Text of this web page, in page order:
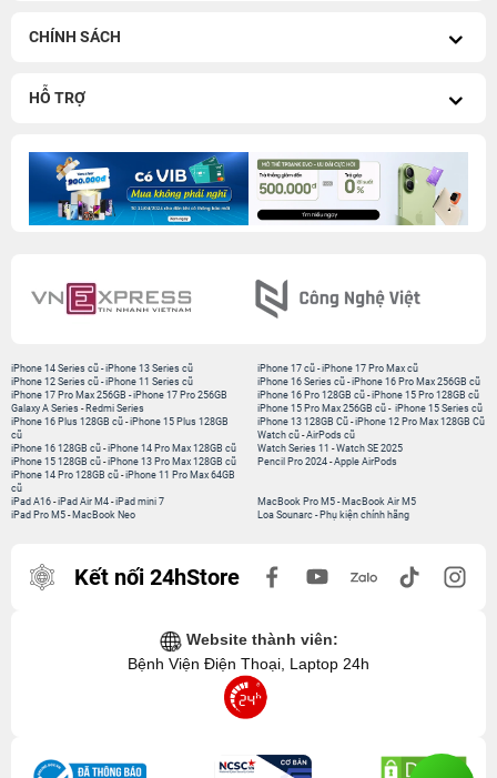
CHÍNH SÁCH
HỖ TRỢ
iPhone 14 Series cũ -iPhone 13 Series cũ
iPhone 12 Series cũ -iPhone 11 Series cũ
iPhone 17 Pro Max 256GB -iPhone 17 Pro 256GB
Galaxy A Series - Redmi Series
iPhone 17 cũ-iPhone 17 Pro Max cũ
iPhone 16 Series cũ- iPhone 16 Pro Max 256GB cũ
iPhone 16 Pro 128GB cũ-iPhone 15 Pro 128GB cũ
iPhone 15 Pro Max 256GB cũ- iPhone 15 Series cũ
iPhone 16 Plus 128GB cũ -iPhone 15 Plus 128GB
cũ
iPhone 16 128GB cũ -iPhone 14 Pro Max 128GB cũ
iPhone 15 128GB cũ -iPhone 13 Pro Max 128GB cũ
iPhone 14 Pro 128GB cũ -iPhone 11 Pro Max 64GB
cũ
iPhone 13 128GB Cũ-iPhone 12 Pro Max 128GB Cũ
Watch cũ-AirPods cũ
Watch Series 11 -Watch SE 2025
Pencil Pro 2024-Apple AirPods
iPad A16 -iPad Air M4 -iPad mini 7
iPad Pro M5 - MacBook Neo
MacBook Pro M5- MacBook Air M5
Loa Sounarc- Phụ kiện chính hãng
Kết nối 24hStore
Website thành viên:
Bệnh Viện Điện Thoại, Laptop 24h